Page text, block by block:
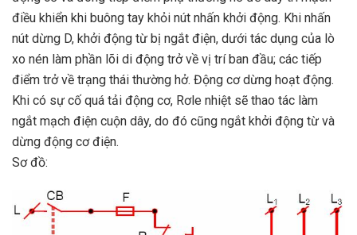
điều khiển khi buông tay khỏi nút nhấn khởi động. Khi nhấn
nút dừng D, khởi động từ bị ngắt điện, dưới tác dụng của lò
xo nén làm phần lõi di động trở về vị trí ban đầu; các tiếp
điểm trở về trạng thái thường hở. Động cơ dừng hoạt động.
Khi có sự cố quá tải động cơ, Rơle nhiệt sẽ thao tác làm
ngắt mạch điện cuộn dây, do đó cũng ngắt khởi động từ và
dừng động cơ điện.
Sơ đồ: